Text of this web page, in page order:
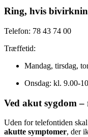
Ring, hvis
Telefon: 78 43 74 00
Træffetid:
Mandag, tirsdag,
Onsdag: kl. 9.00-
Ved akut sygdom –
Uden for telefontiden
akutte symptomer, der